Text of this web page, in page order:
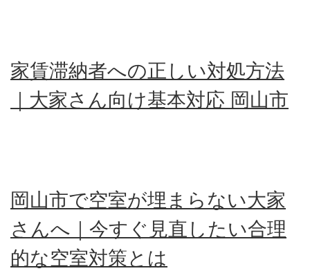
家賃滞納者への正しい対処方法
｜大家さん向け基本対応 岡山市
岡山市で空室が埋まらない大家
さんへ｜今すぐ見直したい合理
的な空室対策とは